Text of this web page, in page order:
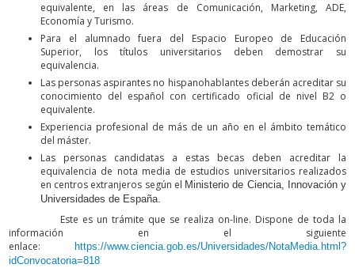
equivalente, en las áreas de Comunicación, Marketing, ADE,
Economía y Turismo.
Para el alumnado fuera del Espacio Europeo de Educación
Superior, los títulos universitarios deben demostrar su
equivalencia.
Las personas aspirantes no hispanohablantes deberán acreditar su
conocimiento del español con certificado oficial de nivel B2 o
equivalente.
Experiencia profesional de más de un año en el ámbito temático
del máster.
Las personas candidatas a estas becas deben acreditar la
equivalencia de nota media de estudios universitarios realizados
en centros extranjeros según el Ministerio de Ciencia, Innovación y
Universidades de España.
Este es un trámite que se realiza on-line. Dispone de toda la
información en el siguiente
enlace:
https://www.ciencia.gob.es/Universidades/NotaMedia.html?
idConvocatoria=818